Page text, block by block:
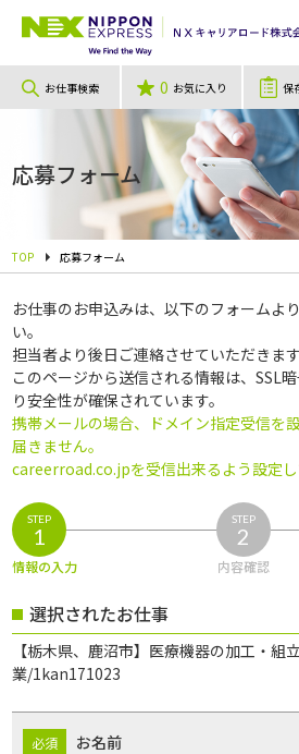
お仕事検索 0 お気に入り 保
応募フォーム
TOP 応募フォーム
お仕事のお申込みは、以下のフォームよ
い。
担当者より後日ご連絡させていただきます
このページから送信される情報は、SSL
り安全性が確保されています。
携帯メールの場合、ドメイン指定受信を
届きません。
careerroad.co.jpを受信出来るよう設定し
STEP
1
情報の入力
STEP
2
内容確認
選択されたお仕事
【栃木県、鹿沼市】医療機器の加工・組
業/1kan171023
お名前